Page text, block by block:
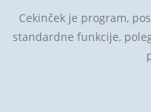
Cekinček je program,
standardne funkcije,